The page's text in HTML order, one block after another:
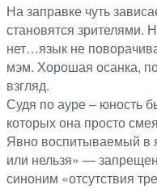
На заправке чуть
становятся
нет…язык не
мэм. Хорошая осанка,
взгляд.
Судя по ауре – юность
которых она просто
Явно воспитываемый в
или нельзя» —
синоним «отсутствия